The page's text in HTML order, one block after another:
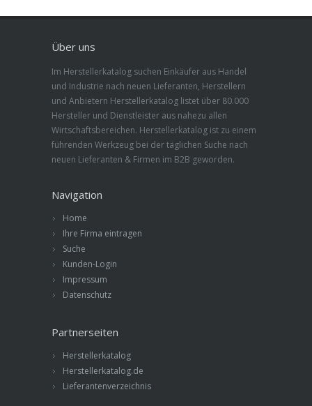
Über uns
Im Herstellerkatalog suchen Einkäufer aus Handel
und Industrie nach neuen Lieferanten, Herstellern
und Anbietern Herstellerkatalog listet über 80.000
Hersteller und Dienstleister aus nahezu allen
Wirtschaftsbereichen. Herstellerkatalog ist zu einem
führenden Werkzeug bei der täglichen Suche nach
neuen Lieferanten & Firmen im B2B geworden.
Navigation
Home
Ihre Firma eintragen
Suche
Kunden-Login
Impressum
Datenschutz
Partnerseiten
Herstellerkatalog
Herstellerkatalog.de
Lieferantenverzeichnis